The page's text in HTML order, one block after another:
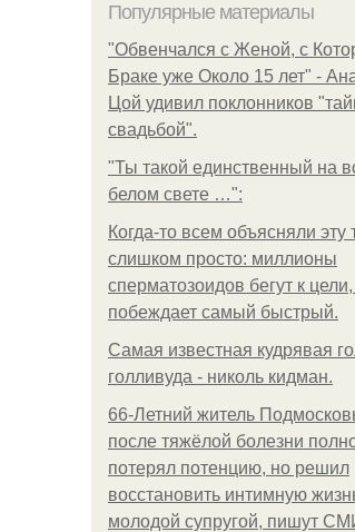
Популярные материалы
"Обвенчался с Женой, с
Браке уже Около 15 лет" -
Цой удивил поклонников
свадьбой".
"Ты такой единственный на
белом свете …":
Когда-то всем объясняли эту
слишком просто: миллионы
сперматозоидов бегут к
побеждает самый быстрый.
Самая известная кудрявая
голливуда - николь кидман.
66-Летний житель
после тяжёлой болезни
потерял потенцию, но решил
восстановить интимную
молодой супругой, пишут